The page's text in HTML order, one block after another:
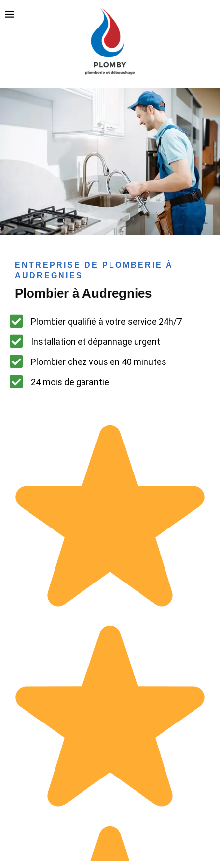
ENTREPRISE DE PLOMBERIE À
AUDREGNIES
Plombier à Audregnies
Plombier qualifié à votre service 24h/7
Installation et dépannage urgent
Plombier chez vous en 40 minutes
24 mois de garantie